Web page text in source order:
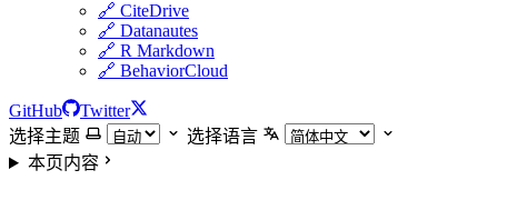
🔗 CiteDrive
🔗 Datanautes
🔗 R Markdown
🔗 BehaviorCloud
GitHub
Twitter
选择主题
选择语言
本页内容